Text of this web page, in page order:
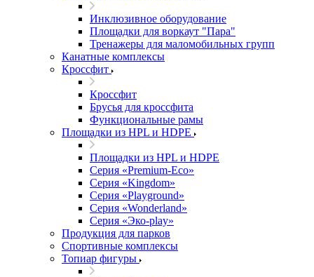
Инклюзивное оборудование
Площадки для воркаут "Пара"
Тренажеры для маломобильных групп
Канатные комплексы
Кроссфит
Кроссфит
Брусья для кроссфита
Функциональные рамы
Площадки из HPL и HDPE
Площадки из HPL и HDPE
Серия «Premium-Eco»
Серия «Kingdom»
Серия «Playground»
Серия «Wonderland»
Серия «Эко-play»
Продукция для парков
Спортивные комплексы
Топиар фигуры